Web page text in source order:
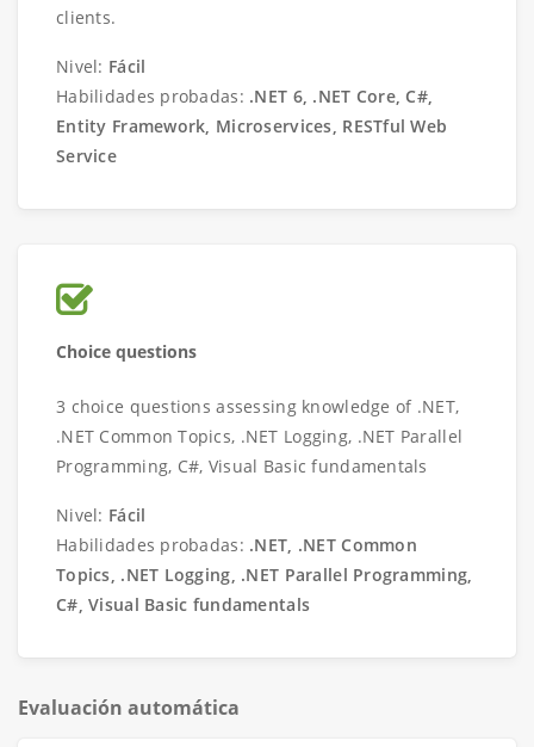
clients.
Nivel: Fácil
Habilidades probadas: .NET 6, .NET Core, C#,
Entity Framework, Microservices, RESTful Web
Service
Choice questions
3 choice questions assessing knowledge of .NET,
.NET Common Topics, .NET Logging, .NET Parallel
Programming, C#, Visual Basic fundamentals
Nivel: Fácil
Habilidades probadas: .NET, .NET Common
Topics, .NET Logging, .NET Parallel Programming,
C#, Visual Basic fundamentals
Evaluación automática